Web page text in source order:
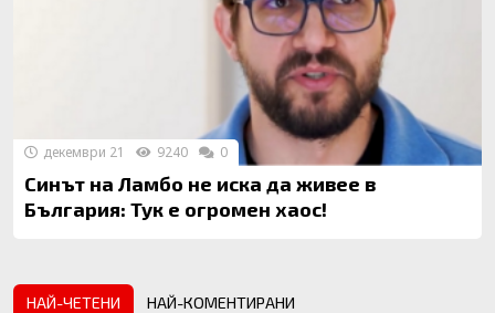
Синът на Ламбо не иска да живее в
България: Тук е огромен хаос!
декември 21 9240 0
НАЙ-ЧЕТЕНИ НАЙ-КОМЕНТИРАНИ